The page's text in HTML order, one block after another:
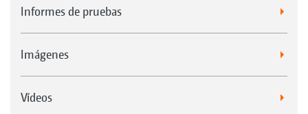
Informes de pruebas
Imágenes
Vídeos